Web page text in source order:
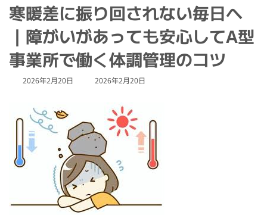
寒暖差に振り回されない毎日へ
｜障がいがあっても安心してA型
事業所で働く体調管理のコツ
2026年2月20日
最
日
時
:
2026年2月20日